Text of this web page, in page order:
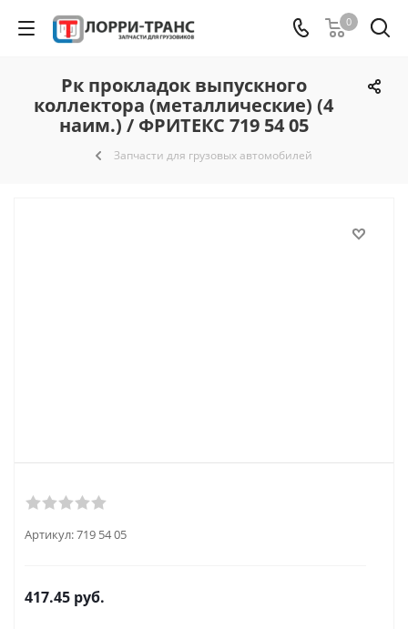
0
Рк прокладок выпускного
коллектора (металлические) (4
наим.) / ФРИТЕКС 719 54 05
Запчасти для грузовых автомобилей
Артикул:719 54 05
417.45 руб.